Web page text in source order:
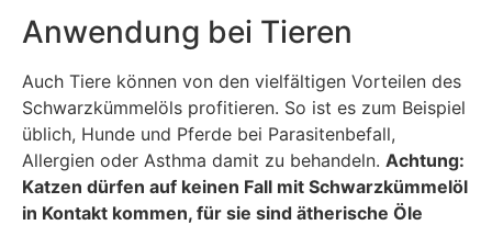
Anwendung bei Tieren
Auch Tiere können von den vielfältigen Vorteilen des
Schwarzkümmelöls profitieren. So ist es zum Beispiel
üblich, Hunde und Pferde bei Parasitenbefall,
Allergien oder Asthma damit zu behandeln. Achtung:
Katzen dürfen auf keinen Fall mit Schwarzkümmelöl
in Kontakt kommen, für sie sind ätherische Öle